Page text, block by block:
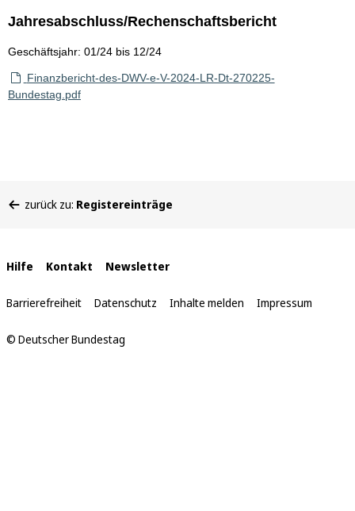
Jahresabschluss/Rechenschaftsbericht
Geschäftsjahr: 01/24 bis 12/24
Finanzbericht-des-DWV-e-V-2024-LR-Dt-270225-
Bundestag.pdf
befinden
zurück zu: Registereinträge
Interne
Links
Hilfe Kontakt Newsletter
Barrierefreiheit Datenschutz Inhalte melden Impressum
© Deutscher Bundestag